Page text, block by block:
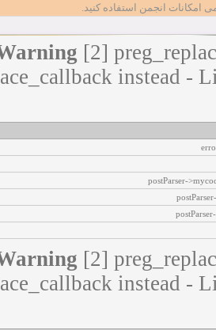
امکانات انجمن استفاده کنید.
[2]
instead -
postParser-
[2]
instead -